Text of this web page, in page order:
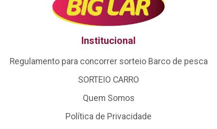
Institucional
Regulamento para concorrer sorteio Barco de pesca
SORTEIO CARRO
Quem Somos
Política de Privacidade